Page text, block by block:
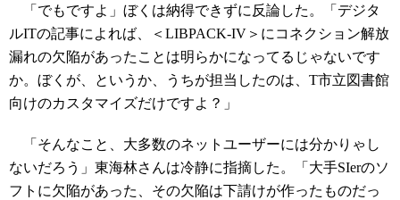
「でもですよ」ぼくは納得できずに反論した。「デジタ
ルITの記事によれば、＜LIBPACK-IV＞にコネクション解放
漏れの欠陥があったことは明らかになってるじゃないです
か。ぼくが、というか、うちが担当したのは、T市立図書館
向けのカスタマイズだけですよ？」
「そんなこと、大多数のネットユーザーには分かりゃし
ないだろう」東海林さんは冷静に指摘した。「大手SIerのソ
フトに欠陥があった、その欠陥は下請けが作ったものだっ